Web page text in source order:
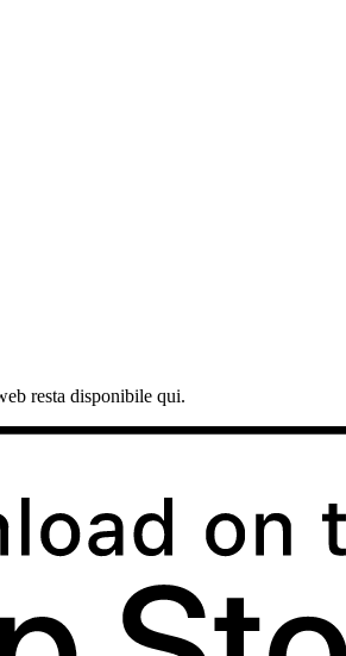
resta disponibile qui.